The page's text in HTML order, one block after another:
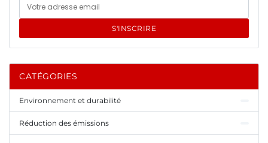
S'INSCRIRE
CATÉGORIES
Environnement et durabilité
Réduction des émissions